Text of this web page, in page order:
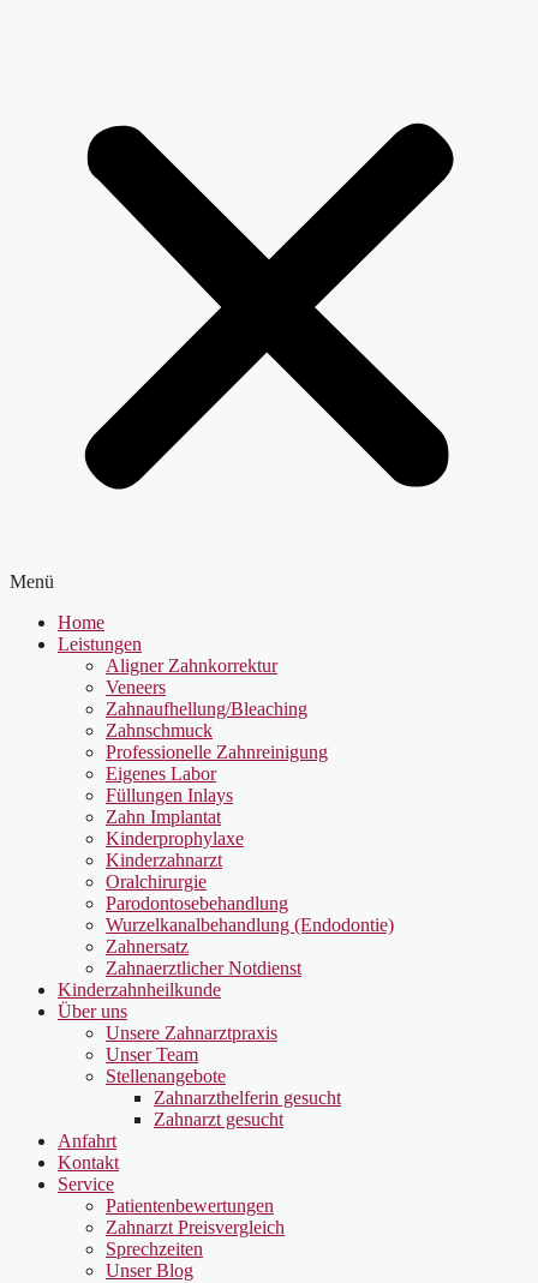
Menü
Home
Leistungen
Aligner Zahnkorrektur
Veneers
Zahnaufhellung/Bleaching
Zahnschmuck
Professionelle Zahnreinigung
Eigenes Labor
Füllungen Inlays
Zahn Implantat
Kinderprophylaxe
Kinderzahnarzt
Oralchirurgie
Parodontosebehandlung
Wurzelkanalbehandlung (Endodontie)
Zahnersatz
Zahnaerztlicher Notdienst
Kinderzahnheilkunde
Über uns
Unsere Zahnarztpraxis
Unser Team
Stellenangebote
Zahnarzthelferin gesucht
Zahnarzt gesucht
Anfahrt
Kontakt
Service
Patientenbewertungen
Zahnarzt Preisvergleich
Sprechzeiten
Unser Blog